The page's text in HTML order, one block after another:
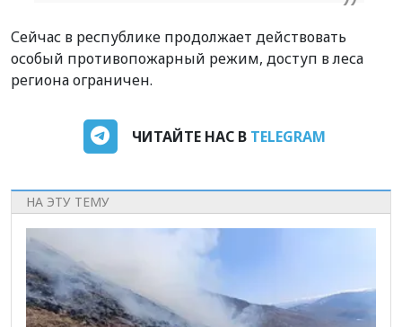
Сейчас в республике продолжает действовать
особый противопожарный режим, доступ в леса
региона ограничен.
ЧИТАЙТЕ НАС В TELEGRAM
НА ЭТУ ТЕМУ